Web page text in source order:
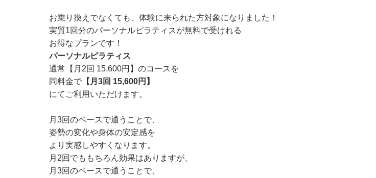
お乗り換えでなくても、体験に来られた方対象になりました！
実質1回分のパーソナルピラティスが無料で受けれる
お得なプランです！
パーソナルピラティス
通常【月2回 15,600円】のコースを
同料金で 【月3回 15,600円】
にてご利用いただけます。
月3回のペースで通うことで、
姿勢の変化や身体の安定感を
より実感しやすくなります。
月2回でももちろん効果はありますが、
月3回のペースで通うことで、